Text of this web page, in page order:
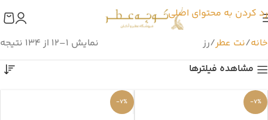
رد کردن به محتوای اصلی
خانه نت عطر رز
نمایش 1–12 از 134 نتیجه
مشاهده فیلترها
-7%
-7%